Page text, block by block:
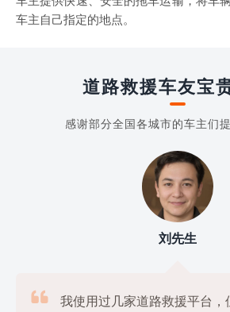
车主自己指定的地点。
道路救援车友宝
感谢部分全国各城市的车主们
刘先生

我使用过几家道路救援平台，